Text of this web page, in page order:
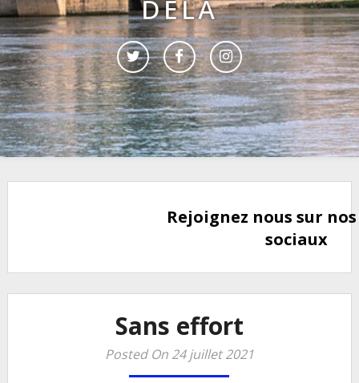
DELÀ
Rejoignez nous sur
sociaux
Sans effort
Posted On 24 juillet 2021